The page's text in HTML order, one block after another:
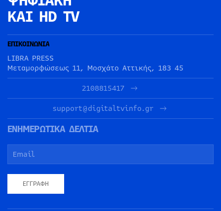
ΚΑΙ HD TV
ΕΠΙΚΟΙΝΩΝΙΑ
LIBRA PRESS
Μεταμορφώσεως 11, Μοσχάτο Αττικής, 183 45
2108815417
support@digitaltvinfo.gr
ΕΝΗΜΕΡΩΤΙΚΑ ΔΕΛΤΙΑ
ΕΓΓΡΑΦΉ